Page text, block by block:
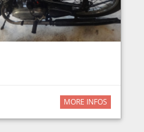
MORE INFOS